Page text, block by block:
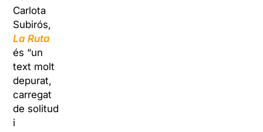
Carlota
Subirós,
La Ruta
és “un
text molt
depurat,
carregat
de solitud
i